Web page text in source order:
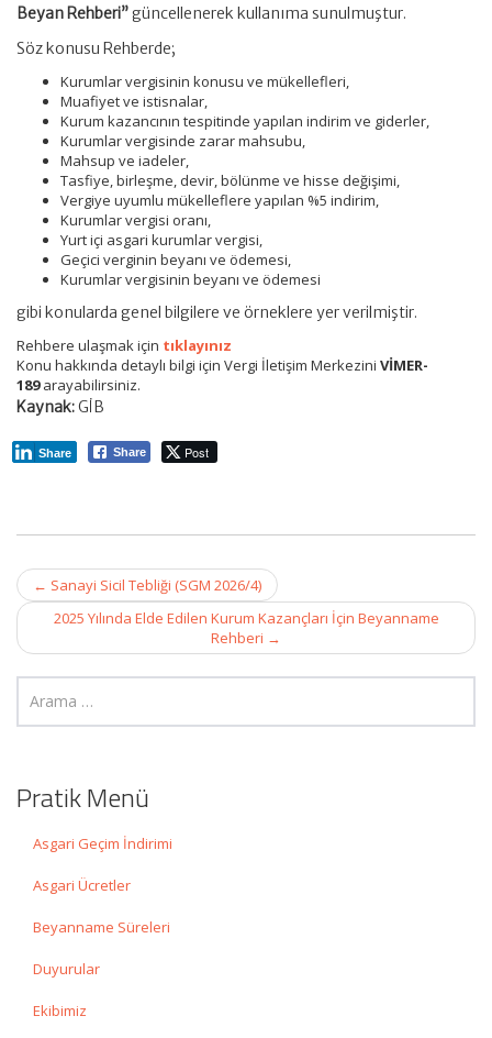
Beyan Rehberi”güncellenerek kullanıma sunulmuştur.
Söz konusu Rehberde;
Kurumlar vergisinin konusu ve mükellefleri,
Muafiyet ve istisnalar,
Kurum kazancının tespitinde yapılan indirim ve giderler,
Kurumlar vergisinde zarar mahsubu,
Mahsup ve iadeler,
Tasfiye, birleşme, devir, bölünme ve hisse değişimi,
Vergiye uyumlu mükelleflere yapılan %5 indirim,
Kurumlar vergisi oranı,
Yurt içi asgari kurumlar vergisi,
Geçici verginin beyanı ve ödemesi,
Kurumlar vergisinin beyanı ve ödemesi
gibi konularda genel bilgilere ve örneklere yer verilmiştir.
Rehbere ulaşmak için tıklayınız
Konu hakkında detaylı bilgi için Vergi İletişim Merkezini VİMER-
189arayabilirsiniz.
Kaynak:GİB
Share Post
Share
Post
navigation
← Sanayi Sicil Tebliği (SGM 2026/4)
2025 Yılında Elde Edilen Kurum Kazançları İçin Beyanname
Rehberi →
Pratik Menü
Asgari Geçim İndirimi
Asgari Ücretler
Beyanname Süreleri
Duyurular
Ekibimiz